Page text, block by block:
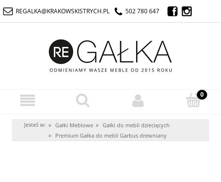
REGALKA@KRAKOWSKISTRYCH.PL 502 780 647
Jesteś w: » Gałki Meblowe » Gałki do mebli dziecięcych
» Premium Gałka do mebli Garbus drewniany